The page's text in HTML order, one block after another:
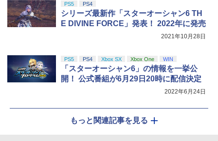
PS5 PS4
シリーズ最新作「スターオーシャン6 TH
E DIVINE FORCE」発表！ 2022年に発売
2021年10月28日
PS5 PS4 Xbox SX Xbox One WIN
「スターオーシャン6」の情報を一挙公
開！ 公式番組が6月29日20時に配信決定
2022年6月24日
もっと関連記事を見る